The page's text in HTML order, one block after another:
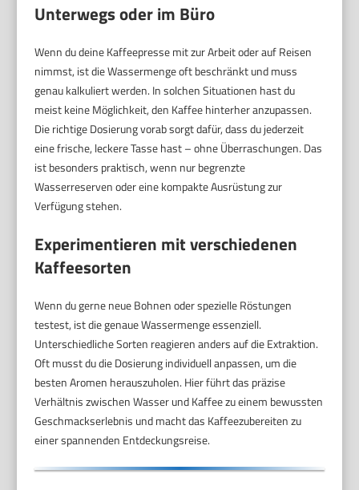
Unterwegs oder im Büro
Wenn du deine Kaffeepresse mit zur Arbeit oder auf Reisen
nimmst, ist die Wassermenge oft beschränkt und muss
genau kalkuliert werden. In solchen Situationen hast du
meist keine Möglichkeit, den Kaffee hinterher anzupassen.
Die richtige Dosierung vorab sorgt dafür, dass du jederzeit
eine frische, leckere Tasse hast – ohne Überraschungen. Das
ist besonders praktisch, wenn nur begrenzte
Wasserreserven oder eine kompakte Ausrüstung zur
Verfügung stehen.
Experimentieren mit verschiedenen
Kaffeesorten
Wenn du gerne neue Bohnen oder spezielle Röstungen
testest, ist die genaue Wassermenge essenziell.
Unterschiedliche Sorten reagieren anders auf die Extraktion.
Oft musst du die Dosierung individuell anpassen, um die
besten Aromen herauszuholen. Hier führt das präzise
Verhältnis zwischen Wasser und Kaffee zu einem bewussten
Geschmackserlebnis und macht das Kaffeezubereiten zu
einer spannenden Entdeckungsreise.